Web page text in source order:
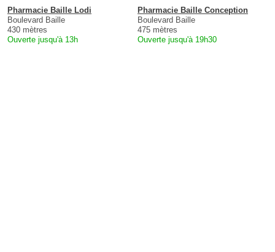
Pharmacie Baille Lodi
Boulevard Baille
430 mètres
Ouverte jusqu'à 13h
Pharmacie Baille Conception
Boulevard Baille
475 mètres
Ouverte jusqu'à 19h30